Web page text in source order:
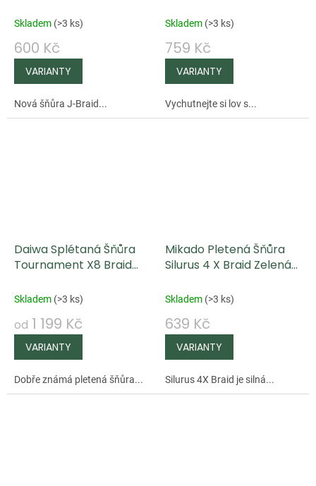
Skladem (>3 ks)
600 Kč
Nová šňůra J-Braid...
Skladem (>3 ks)
759 Kč
Vychutnejte si lov s...
Daiwa Splétaná Šňůra
Tournament X8 Braid
Skladem (>3 ks)
od 1 199 Kč
Dobře známá pletená šňůra...
Mikado Pletená Šňůra
Silurus 4 X Braid Zelená
Skladem (>3 ks)
639 Kč
Silurus 4X Braid je silná...